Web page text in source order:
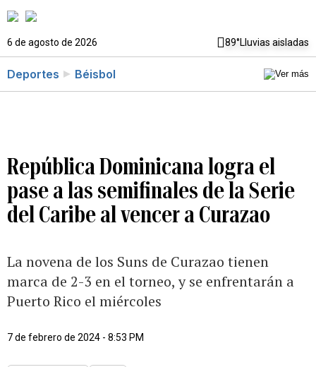
6 de agosto de 2026 89°Lluvias aisladas
Deportes Béisbol
República Dominicana logra el
pase a las semifinales de la Serie
del Caribe al vencer a Curazao
La novena de los Suns de Curazao tienen
marca de 2-3 en el torneo, y se enfrentarán a
Puerto Rico el miércoles
7 de febrero de 2024 - 8:53 PM